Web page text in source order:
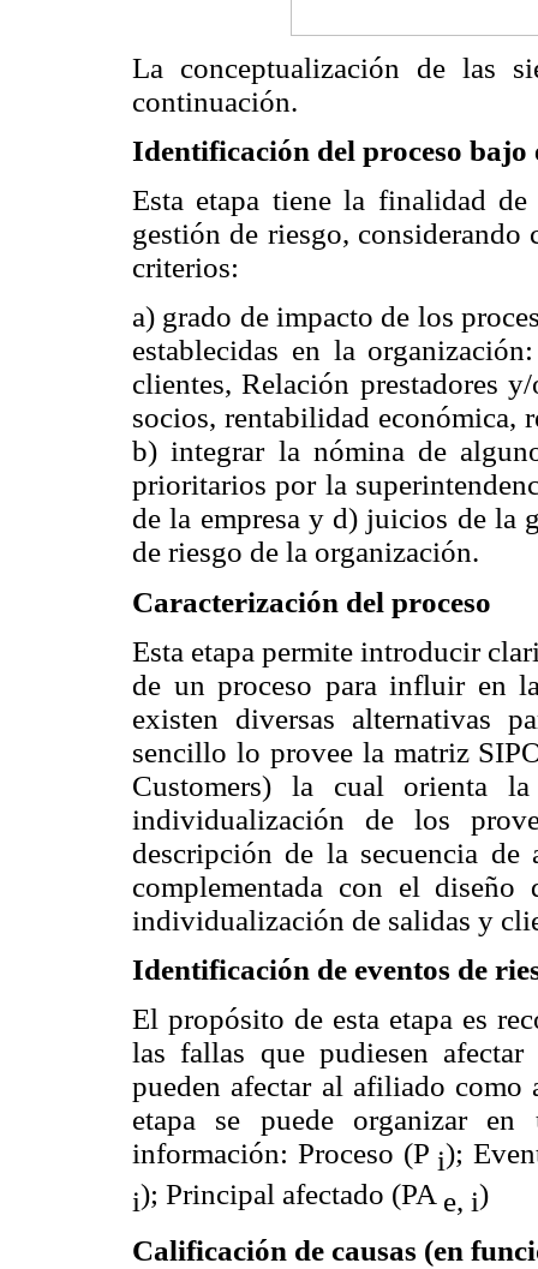
La conceptualización de las
continuación.
Identificación del proceso bajo
Esta etapa tiene la finalidad
gestión de riesgo,
criterios:
a) grado de impacto de los
establecidas en la
clientes, Relación prestadores
socios, rentabilidad económica,
b) integrar la nómina de
prioritarios por la
de la empresa y d) juicios de la
de riesgo de la organización.
Caracterización del proceso
Esta etapa permite introducir
de un proceso para influir en
existen diversas alternativas
sencillo lo provee la matriz
Customers) la cual orienta
individualización de los
descripción de la secuencia
complementada con el
individualización de salidas y
Identificación de eventos de
El propósito de esta etapa es
las fallas que pudiesen
pueden afectar al afiliado
etapa se puede organizar
información: Proceso (P i);
i); Principal afectado (PA e, i)
Calificación de causas (en